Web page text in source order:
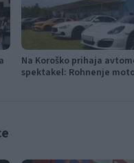
Na Koroško prihaja
spektakel: Rohnenje